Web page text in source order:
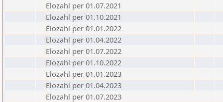
Elozahl per 01.07.2021
Elozahl per 01.10.2021
Elozahl per 01.01.2022
Elozahl per 01.04.2022
Elozahl per 01.07.2022
Elozahl per 01.10.2022
Elozahl per 01.01.2023
Elozahl per 01.04.2023
Elozahl per 01.07.2023